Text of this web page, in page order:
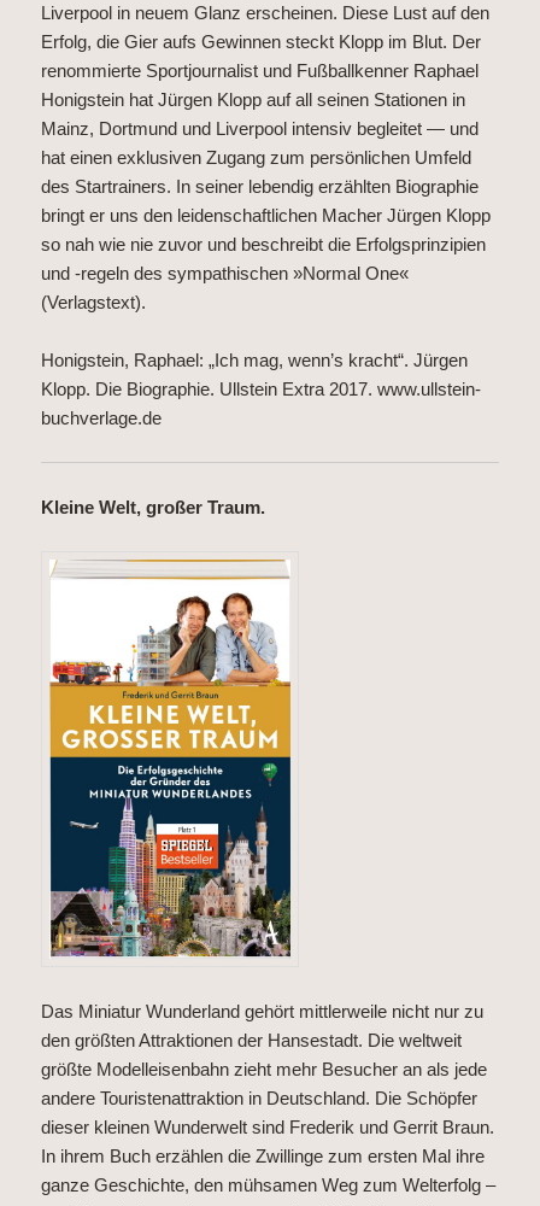
Liverpool in neuem Glanz erscheinen. Diese Lust auf den
Erfolg, die Gier aufs Gewinnen steckt Klopp im Blut. Der
renommierte Sportjournalist und Fußballkenner Raphael
Honigstein hat Jürgen Klopp auf all seinen Stationen in
Mainz, Dortmund und Liverpool intensiv begleitet — und
hat einen exklusiven Zugang zum persönlichen Umfeld
des Startrainers. In seiner lebendig erzählten Biographie
bringt er uns den leidenschaftlichen Macher Jürgen Klopp
so nah wie nie zuvor und beschreibt die Erfolgsprinzipien
und -regeln des sympathischen »Normal One«
(Verlagstext).
Honigstein, Raphael: „Ich mag, wenn’s kracht“. Jürgen
Klopp. Die Biographie. Ullstein Extra 2017.www.ullstein-
buchverlage.de
Kleine Welt, großer Traum.
Das Miniatur Wunderland gehört mittlerweile nicht nur zu
den größten Attraktionen der Hansestadt. Die weltweit
größte Modelleisenbahn zieht mehr Besucher an als jede
andere Touristenattraktion in Deutschland. Die Schöpfer
dieser kleinen Wunderwelt sind Frederik und Gerrit Braun.
In ihrem Buch erzählen die Zwillinge zum ersten Mal ihre
ganze Geschichte, den mühsamen Weg zum Welterfolg –